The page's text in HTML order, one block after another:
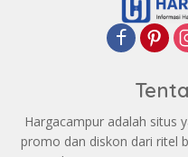
Hargacampur adalah situs
promo dan diskon dari ritel